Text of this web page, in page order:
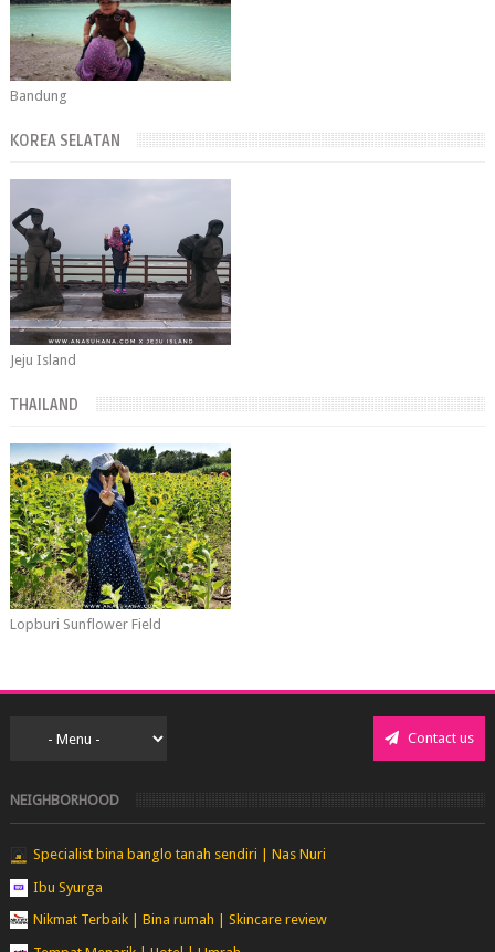
Bandung
KOREA SELATAN
Jeju Island
THAILAND
Lopburi Sunflower Field
Contact us
NEIGHBORHOOD
Specialist bina banglo tanah sendiri | Nas Nuri
Ibu Syurga
Nikmat Terbaik | Bina rumah | Skincare review